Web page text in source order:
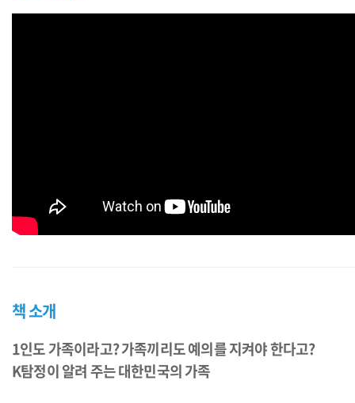
책 소개
1인도 가족이라고? 가족끼리도 예의를 지켜야 한다고?
K탐정이 알려 주는 대한민국의 가족